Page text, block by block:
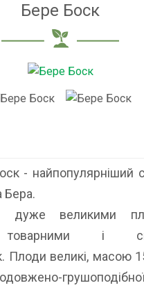
Бере Боск
- найпопулярніший
Бера.
дуже великими
і
Плоди великі, масою